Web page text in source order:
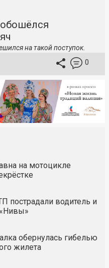
на такой поступок.
0
на мотоцикле
пострадали водитель и
обернулась гибелью
жилета